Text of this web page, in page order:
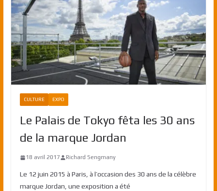
CULTURE EXPO
Le Palais de Tokyo fêta les 30 ans
de la marque Jordan
18 avril 2017 Richard Sengmany
Le 12 juin 2015 à Paris, à l’occasion des 30 ans de la célèbre
marque Jordan, une exposition a été